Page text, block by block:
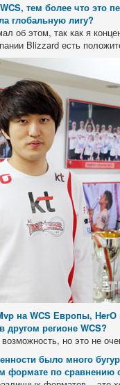
тем более что это
глобальную лигу?
об этом, так как я
Blizzard есть
на WCS Европы, HerO
другом регионе WCS?
но это не
было много
формате по